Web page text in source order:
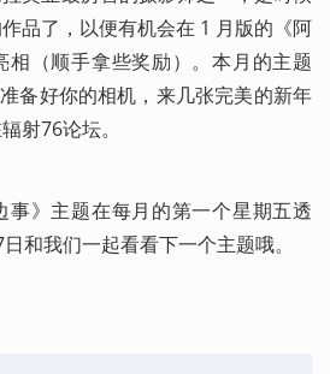
品了，以便有机会在 1 月版的《阿
相（顺手拿些奖励）。本月的主题
备好你的相机，来几张完美的新年
射76论坛。
事》主题在每月的第一个星期五透
和我们一起看看下一个主题哦。